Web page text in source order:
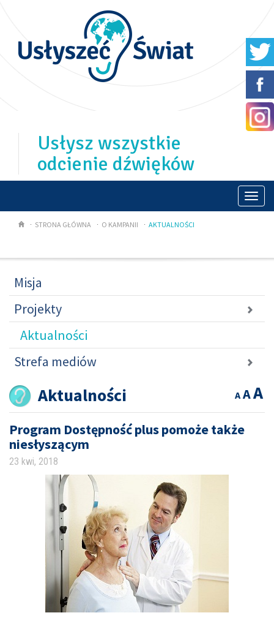
Usłysz wszystkie
odcienie dźwięków
STRONA GŁÓWNA O KAMPANII AKTUALNOŚCI
Misja
Projekty
Aktualności
Strefa mediów
Aktualności A
A
A
Program Dostępność plus pomoże także
niesłyszącym
23 kwi, 2018